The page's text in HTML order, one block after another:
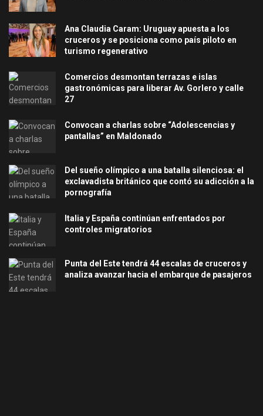
Ana Claudia Caram: Uruguay apuesta a los
cruceros y se posiciona como país piloto en
turismo regenerativo
Comercios desmontan terrazas e islas
gastronómicas para liberar Av. Gorlero y calle
27
Convocan a charlas sobre “Adolescencias y
pantallas” en Maldonado
Del sueño olímpico a una batalla silenciosa: el
exclavadista británico que contó su adicción a la
pornografía
Italia y España continúan enfrentados por
controles migratorios
Punta del Este tendrá 44 escalas de cruceros y
analiza avanzar hacia el embarque de pasajeros